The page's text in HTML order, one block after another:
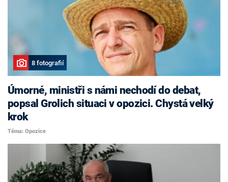
8 fotografií
Úmorné, ministři s námi nechodí do debat,
popsal Grolich situaci v opozici. Chystá velký
krok
Téma: Opozice